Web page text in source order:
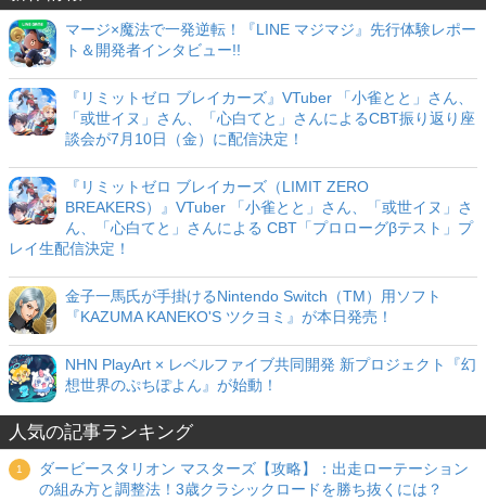
マージ×魔法で一発逆転！『LINE マジマジ』先行体験レポー
ト＆開発者インタビュー!!
『リミットゼロ ブレイカーズ』VTuber 「小雀とと」さん、
「或世イヌ」さん、「心白てと」さんによるCBT振り返り座
談会が7月10日（金）に配信決定！
『リミットゼロ ブレイカーズ（LIMIT ZERO
BREAKERS）』VTuber 「小雀とと」さん、「或世イヌ」さ
ん、「心白てと」さんによる CBT「プロローグβテスト」プ
レイ生配信決定！
金子一馬氏が手掛けるNintendo Switch（TM）用ソフト
『KAZUMA KANEKO'S ツクヨミ』が本日発売！
NHN PlayArt × レベルファイブ共同開発 新プロジェクト『幻
想世界のぷちぽよん』が始動！
人気の記事ランキング
ダービースタリオン マスターズ【攻略】：出走ローテーション
の組み方と調整法！3歳クラシックロードを勝ち抜くには？